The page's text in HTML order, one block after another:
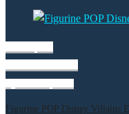
Figurine POP Disney Villains